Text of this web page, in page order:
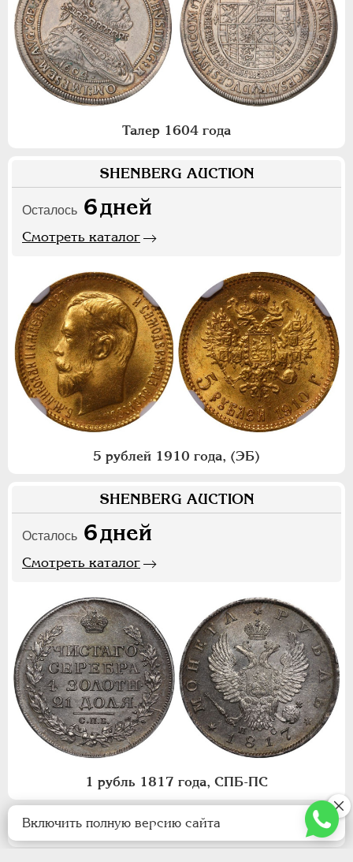
Талер 1604 года
SHENBERG AUCTION
Осталось 6дней
Смотреть каталог
5 рублей 1910 года, (ЭБ)
SHENBERG AUCTION
Осталось 6дней
Смотреть каталог
1 рубль 1817 года, СПБ-ПС
Уведомить о новых аукционах
Включить полную версию сайта